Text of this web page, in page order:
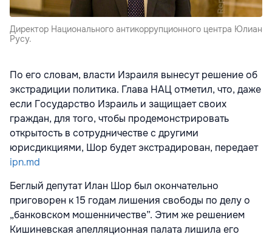
Директор Национального антикоррупционного центра Юлиан
Русу.
По его словам, власти Израиля вынесут решение об
экстрадиции политика. Глава НАЦ отметил, что, даже
если Государство Израиль и защищает своих
граждан, для того, чтобы продемонстрировать
открытость в сотрудничестве с другими
юрисдикциями, Шор будет экстрадирован, передает
ipn.md
Беглый депутат Илан Шор был окончательно
приговорен к 15 годам лишения свободы по делу о
„банковском мошенничестве”. Этим же решением
Кишиневская апелляционная палата лишила его